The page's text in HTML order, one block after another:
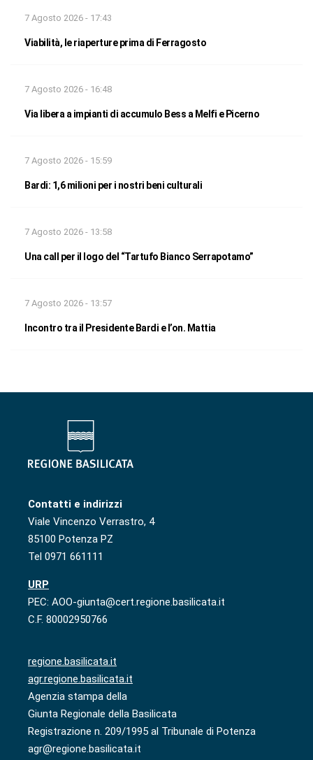
7 Agosto 2026 - 17:43
Viabilità, le riaperture prima di Ferragosto
7 Agosto 2026 - 16:48
Via libera a impianti di accumulo Bess a Melfi e Picerno
7 Agosto 2026 - 15:59
Bardi: 1,6 milioni per i nostri beni culturali
7 Agosto 2026 - 13:58
Una call per il logo del “Tartufo Bianco Serrapotamo”
7 Agosto 2026 - 13:57
Incontro tra il Presidente Bardi e l’on. Mattia
Contatti e indirizzi
Viale Vincenzo Verrastro, 4
85100 Potenza PZ
Tel 0971 661111
URP
PEC: AOO-giunta@cert.regione.basilicata.it
C.F. 80002950766
regione.basilicata.it
agr.regione.basilicata.it
Agenzia stampa della
Giunta Regionale della Basilicata
Registrazione n. 209/1995 al Tribunale di Potenza
agr@regione.basilicata.it